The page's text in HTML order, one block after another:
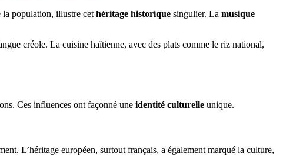
la population, illustre cet héritage historique singulier. La musique
créole. La cuisine haïtienne, avec des plats comme le riz national,
Ces influences ont façonné une identité culturelle unique.
L’héritage européen, surtout français, a également marqué la culture,